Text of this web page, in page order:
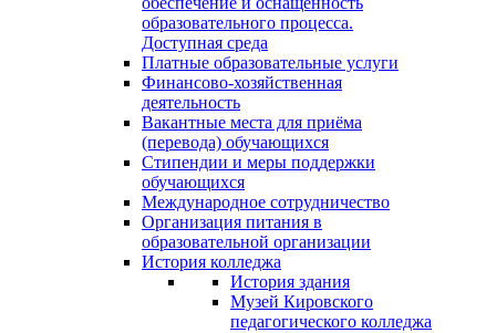
образовательного процесса.
Доступная среда
Платные образовательные услуги
Финансово-хозяйственная
деятельность
Вакантные места для приёма
(перевода) обучающихся
Стипендии и меры поддержки
обучающихся
Международное сотрудничество
Организация питания в
образовательной организации
История колледжа
История здания
Музей Кировского
педагогического колледжа